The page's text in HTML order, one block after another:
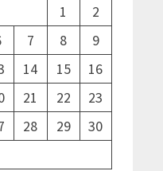
1
2
7 8
9
14 15
16
21 22
23
28 29
30